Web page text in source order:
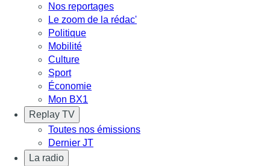
Nos reportages
Le zoom de la rédac'
Politique
Mobilité
Culture
Sport
Économie
Mon BX1
Replay TV
Toutes nos émissions
Dernier JT
La radio